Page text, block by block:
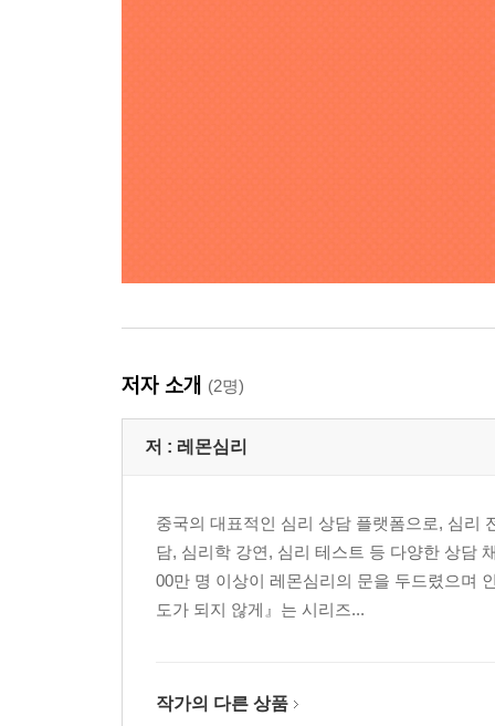
저자 소개 (2명)
저 : 레몬심리
중국의 대표적인 심리 상담 플랫폼으로, 심리
담, 심리학 강연, 심리 테스트 등 다양한 상담
00만 명 이상이 레몬심리의 문을 두드렸으며
도가 되지 않게』는 시리즈...
작가의 다른 상품